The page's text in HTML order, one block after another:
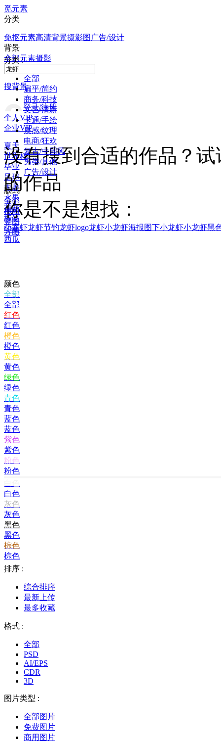
觅元素
分类
免抠元素高清背景摄影图 广告/设计
背景
全部元素摄影
搜背景
登录/注册
个人VIP
企业VIP
夏天
世界杯
毕业
足球
大暑
水果
荷花
标签
印章
西瓜
分类 :
全部
扁平/简约
商务/科技
文艺/清新
卡通/手绘
质感/纹理
电商/狂欢
复古/中国风
另类/其他
广告/设计
版式
全部
横图
竖图
方图
颜色
全部
全部
红色
红色
橙色
橙色
黄色
黄色
绿色
绿色
青色
青色
蓝色
蓝色
紫色
紫色
粉色
粉色
白色
灰色
灰色
黑色
黑色
棕色
棕色
排序 :
综合排序
最新上传
最多收藏
格式 :
全部
PSD
AI/EPS
CDR
3D
图片类型 :
全部图片
免费图片
商用图片
没有搜到合适的作品？
的作品
你是不是想找：
小龙虾龙虾节钓龙虾logo龙虾小龙虾海报图下小龙虾小龙虾黑